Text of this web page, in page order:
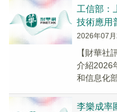
工信部：
技術應用
2026年07
【財華社
介紹2026
和信息化
能...
李樂成率